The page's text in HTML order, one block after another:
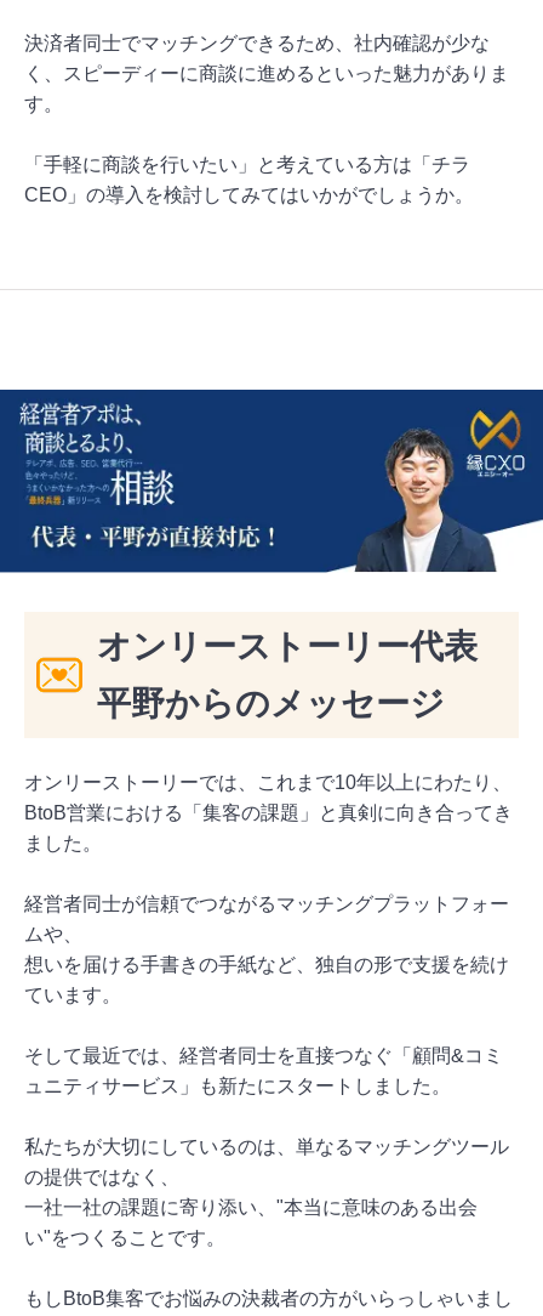
決済者同士でマッチングできるため、社内確認が少な
く、スピーディーに商談に進めるといった魅力がありま
す。
「手軽に商談を行いたい」と考えている方は「チラ
CEO」の導入を検討してみてはいかがでしょうか。
オンリーストーリー代表
平野からのメッセージ
オンリーストーリーでは、これまで10年以上にわたり、
BtoB営業における「集客の課題」と真剣に向き合ってき
ました。
経営者同士が信頼でつながるマッチングプラットフォー
ムや、
想いを届ける手書きの手紙など、独自の形で支援を続け
ています。
そして最近では、経営者同士を直接つなぐ「顧問&コミ
ュニティサービス」も新たにスタートしました。
私たちが大切にしているのは、単なるマッチングツール
の提供ではなく、
一社一社の課題に寄り添い、"本当に意味のある出会
い"をつくることです。
もしBtoB集客でお悩みの決裁者の方がいらっしゃいまし